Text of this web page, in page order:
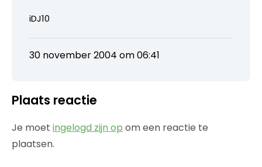
iDJ10
30 november 2004 om 06:41
Plaats reactie
Je moet ingelogd zijn op om een reactie te
plaatsen.